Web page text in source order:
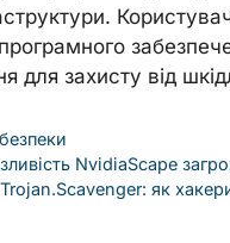
для захисту від
NvidiaScape
як